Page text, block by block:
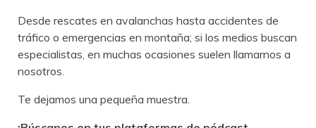
Desde rescates en avalanchas hasta accidentes de
tráfico o emergencias en montaña; si los medios buscan
especialistas, en muchas ocasiones suelen llamarnos a
nosotros.
Te dejamos una pequeña muestra.